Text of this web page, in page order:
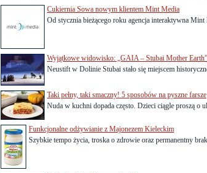
Cukiernia Sowa nowym klientem Mint Media
Od stycznia bieżącego roku agencja interaktywna
Wyjątkowe widowisko: „GAIA – Stubai Mother Earth”
Neustift w Dolinie Stubai stało się miejscem
Taki pełny, taki smaczny! 5 sposobów na pyszne farsze
Nuda w kuchni dopada często. Dzieci ciągle proszą o
Funkcjonalne odżywianie z Majonezem Kieleckim
Szybkie tempo życia, troska o zdrowie oraz permanentny